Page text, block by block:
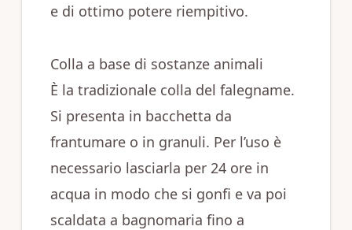
e di ottimo potere riempitivo.
Colla a base di sostanze animali
È la tradizionale colla del falegname.
Si presenta in bacchetta da
frantumare o in granuli. Per l’uso è
necessario lasciarla per 24 ore in
acqua in modo che si gonfi e va poi
scaldata a bagnomaria fino a